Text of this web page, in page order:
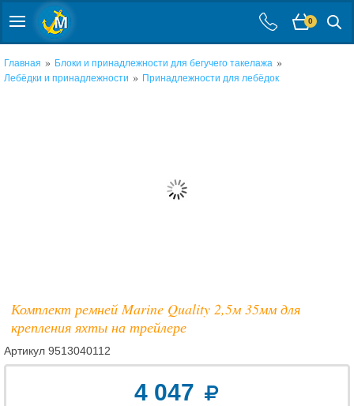
0
Главная » Блоки и принадлежности для бегучего такелажа »
Лебёдки и принадлежности » Принадлежности для лебёдок
Комплект ремней Marine Quality 2,5м 35мм для
крепления яхты на трейлере
Артикул 9513040112
4 047